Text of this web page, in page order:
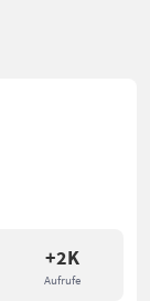
+2K
Aufrufe